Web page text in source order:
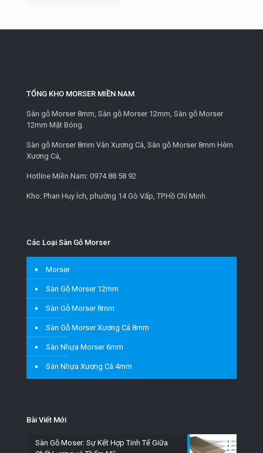
TỔNG KHO MORSER MIỀN NAM
Sàn gỗ Morser 8mm, Sàn gỗ Morser 12mm, Sàn gỗ Morser
12mm Mặt Bóng.
Sàn gỗ Morser 8mm Vân Xương Cá, Sàn gỗ Morser 8mm Hèm
Xương Cá,
Hotline Miền Nam: 0974 88 58 92
Kho: Phan Huy Ích, phường 14 Gò Vấp, TP.Hồ Chí Minh.
Các Loại Sàn Gỗ Morser
Morser
Sàn Gỗ Morser 12mm
Sàn Gỗ Morser 8mm
Sàn Gỗ Morser Xương Cá 8mm
Sàn Nhựa Morser 6mm
Sàn Nhựa Xương Cá 4mm
Bài Viết Mới
Sàn Gỗ Moser: Sự Kết Hợp Tinh Tế Giữa